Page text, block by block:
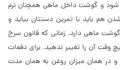
و گوشت داخل ماهی همچنان نرم
هم باید با تمرین دستتان بیاید و
ماهی دارد. زمانی که قانون سرخ
وقت آن را تغییر ندهید. برای دفعات
و در همان میزان روغن به همان مدت